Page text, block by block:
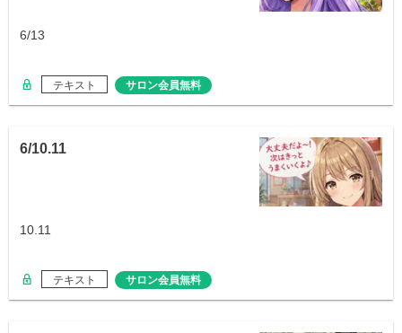
6/13
テキスト サロン会員無料
6/10.11
10.11
テキスト サロン会員無料